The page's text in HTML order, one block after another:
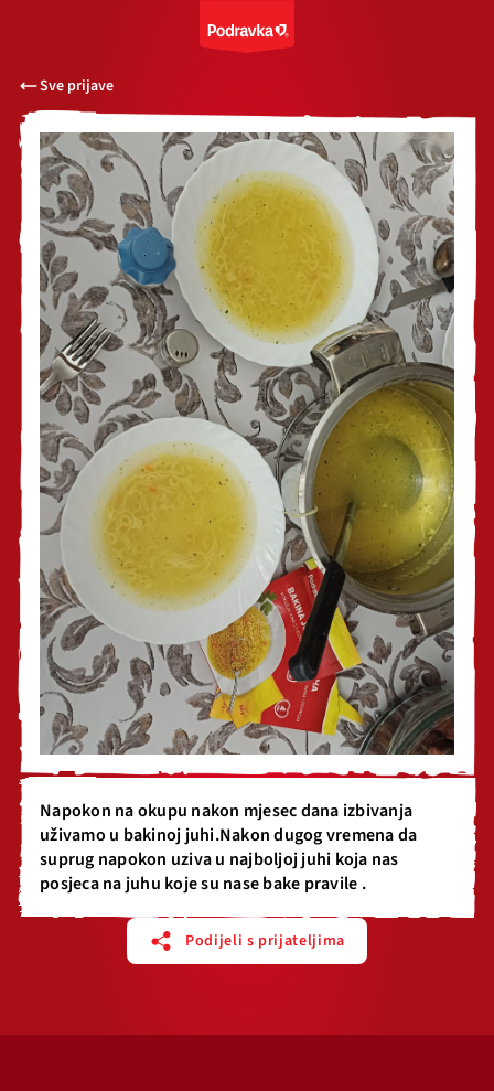
Sve prijave
Napokon na okupu nakon mjesec dana izbivanja
uživamo u bakinoj juhi.Nakon dugog vremena da
suprug napokon uziva u najboljoj juhi koja nas
posjeca na juhu koje su nase bake pravile .
Podijeli s prijateljima